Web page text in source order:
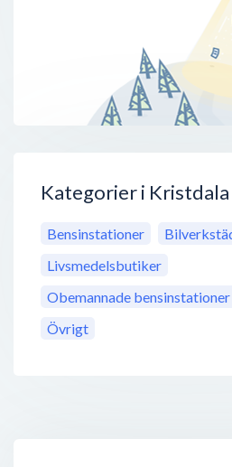
Kategorier i Kristdala
Bensinstationer
Livsmedelsbutiker
Obemannade bensinstationer
Övrigt